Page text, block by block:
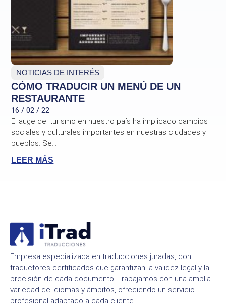
NOTICIAS DE INTERÉS
CÓMO TRADUCIR UN MENÚ DE UN
RESTAURANTE
16 / 02 / 22
El auge del turismo en nuestro país ha implicado cambios
sociales y culturales importantes en nuestras ciudades y
pueblos. Se...
LEER MÁS
Empresa especializada en traducciones juradas, con
traductores certificados que garantizan la validez legal y la
precisión de cada documento. Trabajamos con una amplia
variedad de idiomas y ámbitos, ofreciendo un servicio
profesional adaptado a cada cliente.